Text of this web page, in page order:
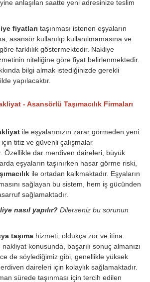
anlaşılan saatte yeni adresinize teslim
fiyatları taşınması istenen eşyaların
asansör kullanılıp kullanılmamasına ve
farklılık göstermektedir. Nakliye
niteliğine göre fiyat belirlenmektedir.
bilgi almak istediğinizde gerekli
yapılacaktır.
- Asansörlü Taşımacılık Firmaları
ile eşyalarınızın zarar görmeden yeni
titiz ve güvenli çalışmalar
Özellikle dar merdiven daireleri, büyük
eşyaların taşınırken hasar görme riski,
ile ortadan kalkmaktadır. Eşyaların
sağlayan bu sistem, hem iş gücünden
sağlamaktadır.
nasıl yapılır? Dilerseniz bu sorunun
taşıma hizmeti, oldukça zor ve itina
konusunda, başarılı sonuç almanızı
de söylediğimiz gibi, genellikle yüksek
daireleri için kolaylık sağlamaktadır.
sürede taşınması için tercih edilen